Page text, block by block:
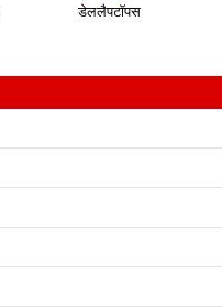
डेललैपटॉपस